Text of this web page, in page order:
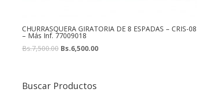
CHURRASQUERA GIRATORIA DE 8 ESPADAS – CRIS-08
– Más Inf. 77009018
Bs.7,500.00 Bs.6,500.00
Buscar Productos